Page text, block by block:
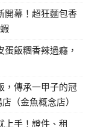
開幕！超狂麵包香
蛋飯糰香辣過癮，
，傳承一甲子的冠
（金魚概念店）
上手！證件、租